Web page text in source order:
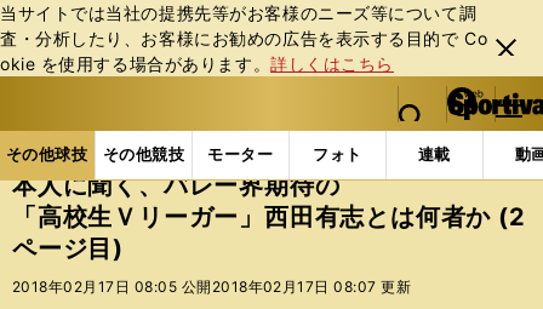
当サイトでは当社の提携先等がお客様のニーズ等について調
査・分析したり、お客様にお勧めの広告を表⽰する⽬的で Co
okie を使⽤する場合があります。詳しくはこちら
閉じ
る
web Sportiva (webスポルティーバ)
検索
マイペ
ー
ジ
メニュ
その他球技 その他競技 モーター フォト 連載 動
ス
ポ
ル
テ
ー
その他球技の記事一覧 バレー 本人に聞く、バレー
本人に聞く、バレー界期待の
「高校生Ｖリーガー」西田有志とは何者か (2
ページ目)
2018年02月17日 08:05 公開 2018年02月17日 08:07 更新